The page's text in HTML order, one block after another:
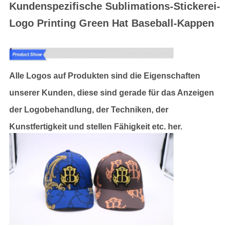
Kundenspezifische Sublimations-Stickerei-
Logo Printing Green Hat Baseball-Kappen
Alle Logos auf Produkten sind die Eigenschaften
unserer Kunden, diese sind gerade für das Anzeigen
der Logobehandlung, der Techniken, der
Kunstfertigkeit und stellen Fähigkeit etc. her.